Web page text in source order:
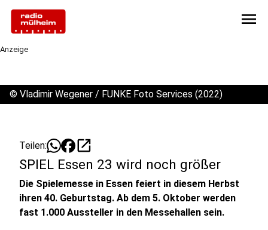
menu
Anzeige
© Vladimir Wegener / FUNKE Foto Services (2022)
Teilen: open_in_new
SPIEL Essen 23 wird noch größer
Die Spielemesse in Essen feiert in diesem Herbst
ihren 40. Geburtstag. Ab dem 5. Oktober werden
fast 1.000 Aussteller in den Messehallen sein.